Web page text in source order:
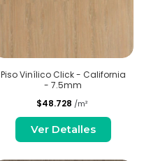
Piso Vinílico Click - California
- 7.5mm
$48.728 /m²
Ver Detalles